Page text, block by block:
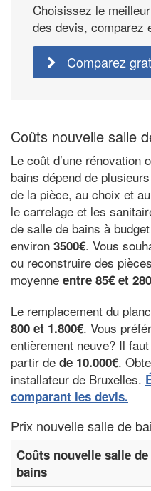
Choisissez le
des devis, comparez
Comparez
Coûts nouvelle salle
Le coût d’une rénovation
bains dépend de
de la pièce, au choix et
le carrelage et les
de salle de bains à
environ 3500€. Vous
ou reconstruire des
moyenne entre 85€ et
Le remplacement du
800 et 1.800€. Vous
entièrement neuve? Il
partir de de 10.000€.
installateur de Bruxelles.
comparant les devis.
Prix nouvelle salle de
Coûts nouvelle salle de
bains